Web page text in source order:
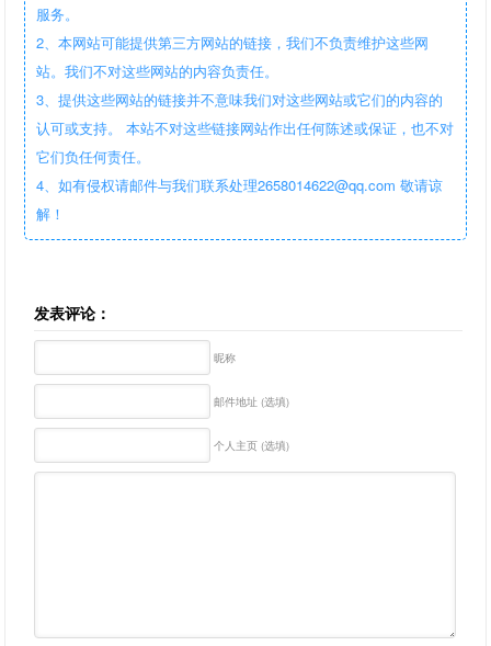
服务。
2、本网站可能提供第三方网站的链接，我们不负责维护这些网
站。我们不对这些网站的内容负责任。
3、提供这些网站的链接并不意味我们对这些网站或它们的内容的
认可或支持。 本站不对这些链接网站作出任何陈述或保证，也不对
它们负任何责任。
4、如有侵权请邮件与我们联系处理2658014622@qq.com 敬请谅
解！
发表评论：
昵称
邮件地址 (选填)
个人主页 (选填)